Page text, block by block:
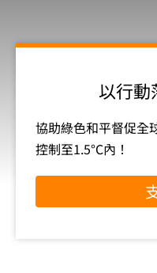
以行動
協助綠色和平督促全
控制至1.5°C內！